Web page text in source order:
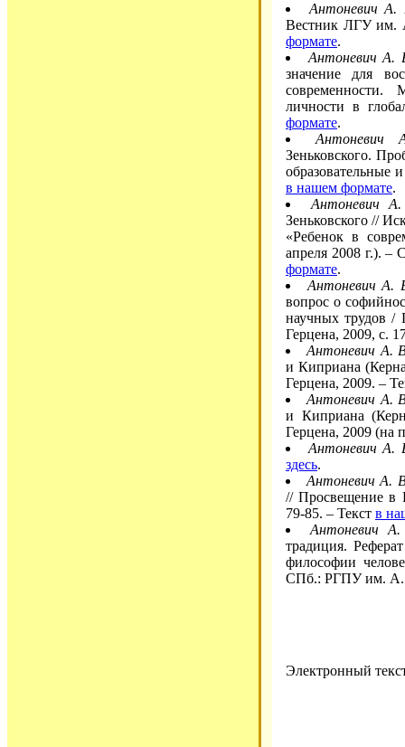
Антоневич А.
Вестник ЛГУ им.
формате.
Антоневич А.
значение для
современности.
личности в
формате.
Антоневич
Зеньковского.
образовательные
в нашем формате.
Антоневич
Зеньковского //
«Ребенок в
апреля 2008 г.). –
формате.
Антоневич А.
вопрос о
научных трудов
Герцена, 2009, с.
Антоневич А.
и Киприана
Герцена, 2009. –
Антоневич А.
и Киприана
Герцена, 2009 (на
Антоневич А.
здесь.
Антоневич А.
// Просвещение в
79-85. – Текст в
Антоневич
традиция.
философии
СПб.: РГПУ им. А.
Электронный